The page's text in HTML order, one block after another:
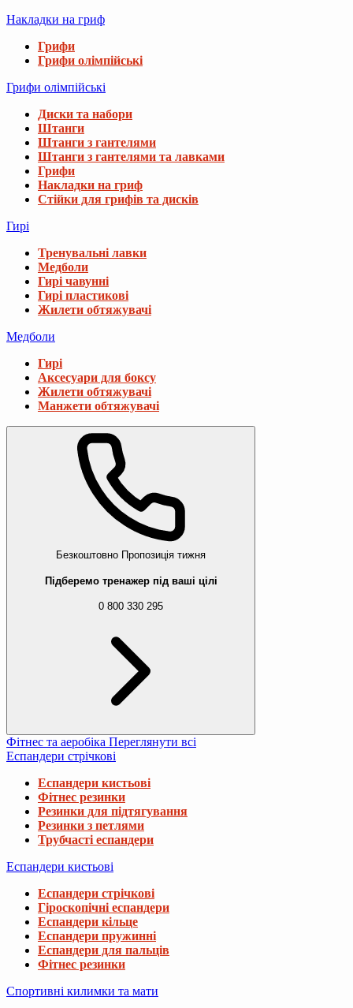
Накладки на гриф
Грифи
Грифи олімпійські
Грифи олімпійські
Диски та набори
Штанги
Штанги з гантелями
Штанги з гантелями та лавками
Грифи
Накладки на гриф
Стійки для грифів та дисків
Гирі
Тренувальні лавки
Медболи
Гирі чавунні
Гирі пластикові
Жилети обтяжувачі
Медболи
Гирі
Аксесуари для боксу
Жилети обтяжувачі
Манжети обтяжувачі
Безкоштовно Пропозиція тижня
Підберемо тренажер під ваші цілі
0 800 330 295
Фітнес та аеробіка Переглянути всі
Еспандери стрічкові
Еспандери кистьові
Фітнес резинки
Резинки для підтягування
Резинки з петлями
Трубчасті еспандери
Еспандери кистьові
Еспандери стрічкові
Гіроскопічні еспандери
Еспандери кільце
Еспандери пружинні
Еспандери для пальців
Фітнес резинки
Спортивні килимки та мати